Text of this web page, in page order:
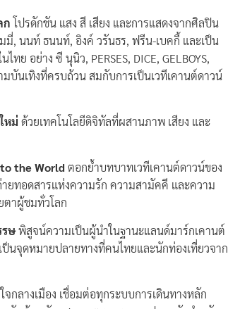
โปรดักชัน แสง สี เสียง และการแสดงจากศิลปิน
, นนท์ ธนนท์, อิงค์ วรันธร, ฟรีน-เบคกี้ และเป็น
ย อย่าง ซี นุนิว, PERSES, DICE, GELBOYS,
มบันเทิงที่ครบถ้วน สมกับการเป็นเวทีเคานต์ดาวน์
ม่
ด้วยเทคโนโลยีดิจิทัลที่ผสานภาพ เสียง และ
the World
ตอกย้ำบทบาทเวทีเคานต์ดาวน์ของ
ยทอดสารแห่งความรัก ความสามัคคี และความ
ตาผู้ชมทั่วโลก
พิสูจน์ความเป็นผู้นำในฐานะแลนด์มาร์กเคานต์
นจุดหมายปลายทางที่คนไทยและนักท่องเที่ยวจาก
จกลางเมือง เชื่อมต่อทุกระบบการเดินทางหลัก
รับผู้คนนับแสน มาตรการความปลอดภัยสำหรับ